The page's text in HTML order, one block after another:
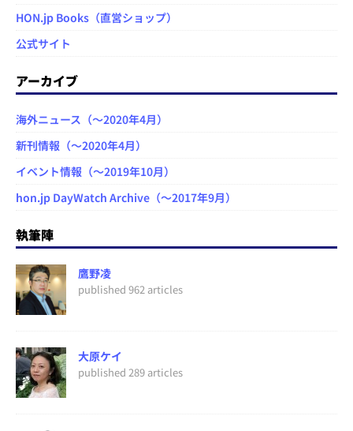
HON.jp Books（直営ショップ）
公式サイト
アーカイブ
海外ニュース（～2020年4月）
新刊情報（～2020年4月）
イベント情報（～2019年10月）
hon.jp DayWatch Archive（～2017年9月）
執筆陣
鷹野凌
published 962 articles
大原ケイ
published 289 articles